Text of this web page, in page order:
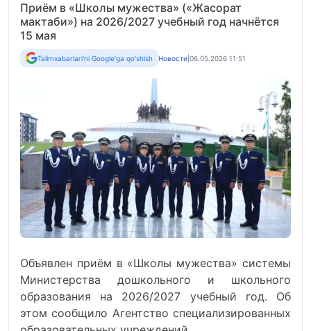
Приём в «Школы мужества» («Жасорат
мактаби») на 2026/2027 учебный год начнётся
15 мая
Talimxabarlari'ni Google'ga qo'shish Новости 06.05.2026 11:51
Объявлен приём в «Школы мужества» системы
Министерства дошкольного и школьного
образования на 2026/2027 учебный год. Об
этом сообщило Агентство специализированных